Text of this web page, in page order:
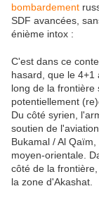
bombardement
SDF avancées,
énième intox :
C'est dans ce
hasard, que le 4+1
long de la frontière
potentiellement
Du côté syrien,
soutien de
Bukamal / Al Qaïm,
moyen-orientale.
côté de la
la zone d'Akashat.